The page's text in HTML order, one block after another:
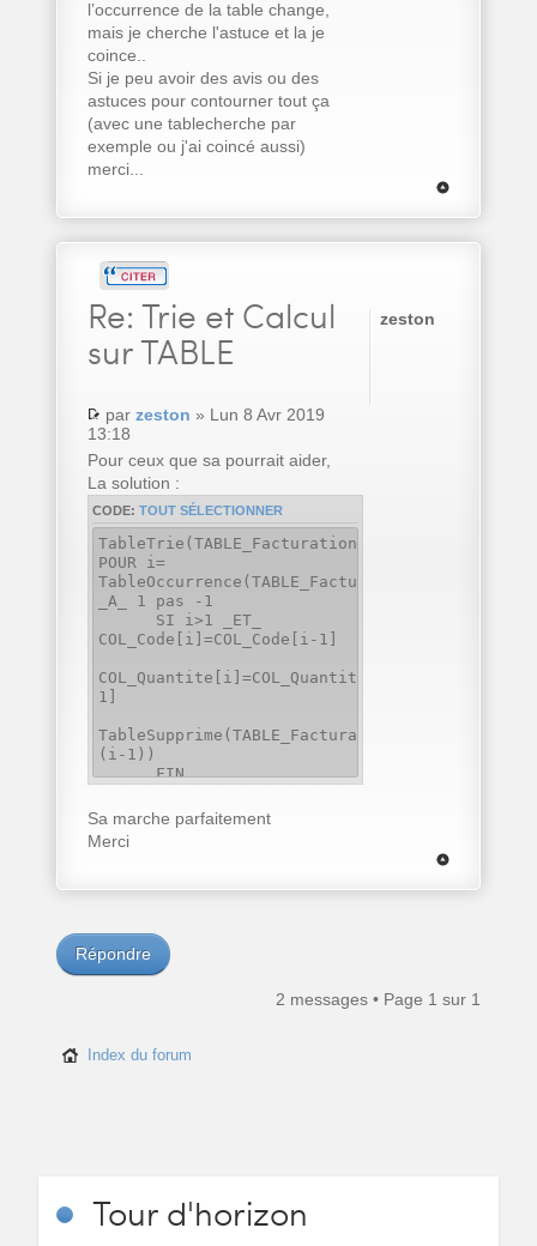
l’occurrence de la table change,
mais je cherche l'astuce et la je
coince..
Si je peu avoir des avis ou des
astuces pour contourner tout ça
(avec une tablecherche par
exemple ou j'ai coincé aussi)
merci...
Re: Trie et Calcul
sur TABLE
par zeston » Lun 8 Avr 2019
13:18
Pour ceux que sa pourrait aider,
La solution :
CODE: TOUT SÉLECTIONNER
TableTrie(TABLE_Facturation,COL_Code..Nom)
POUR i=
TableOccurrence(TABLE_Facturation)
_A_ 1 pas -1
SI i>1 _ET_
COL_Code[i]=COL_Code[i-1]
1]
TableSupprime(TABLE_Facturation,
(i-1))
FIN
Sa marche parfaitement
Merci
zeston
Répondre
2 messages • Page 1 sur 1
Index du forum
Tourd'horizon